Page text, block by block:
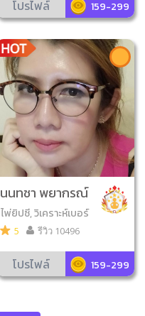
โปรไฟล์ 159-299
นนทชา พยากรณ์
ไพ่ยิปซี, วิเคราะห์เบอร์
มือถือ, ไพ่ออราเคิล, ไพ่
งทาย, ไพ่โชคดีมีสุข, เล
ข7ตัว4ฐาน, ไพ่นาครา
5 รีวิว 10496
โปรไฟล์ 159-299